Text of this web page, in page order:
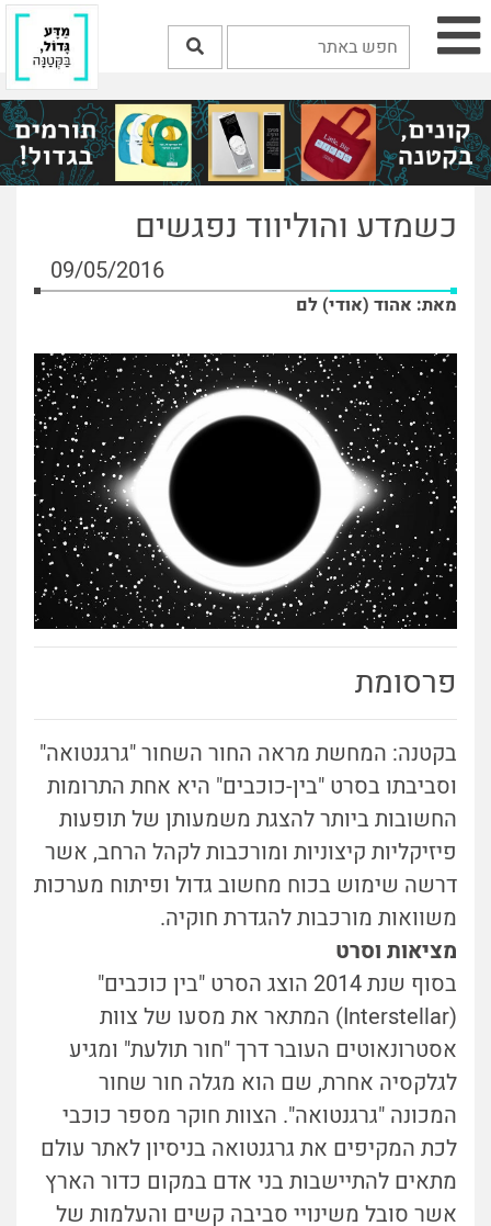
כשמדע והוליווד נפגשים
09/05/2016
מאת: אהוד (אודי) לם
פרסומת
בקטנה: המחשת מראה החור השחור "גרגנטואה"
וסביבתו בסרט "בין-כוכבים" היא אחת התרומות
החשובות ביותר להצגת משמעותן של תופעות
פיזיקליות קיצוניות ומורכבות לקהל הרחב, אשר
דרשה שימוש בכוח מחשוב גדול ופיתוח מערכות
משוואות מורכבות להגדרת חוקיה.
מציאות וסרט
בסוף שנת 2014 הוצג הסרט "בין כוכבים"
(Interstellar) המתאר את מסעו של צוות
אסטרונאוטים העובר דרך "חור תולעת" ומגיע
לגלקסיה אחרת, שם הוא מגלה חור שחור
המכונה "גרגנטואה". הצוות חוקר מספר כוכבי
לכת המקיפים את גרגנטואה בניסיון לאתר עולם
מתאים להתיישבות בני אדם במקום כדור הארץ
אשר סובל משינויי סביבה קשים והעלמות של